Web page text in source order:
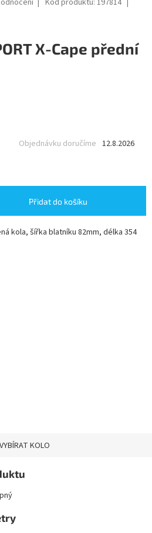
Kód produktu: 197814
X-Cape přední
12.8.2026
Objednávku doručíme
Přidat do košíku
kola, šířka blatníku 82mm, délka 354
KOLO